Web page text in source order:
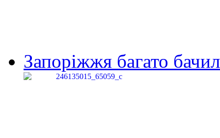
Запоріжжя багато